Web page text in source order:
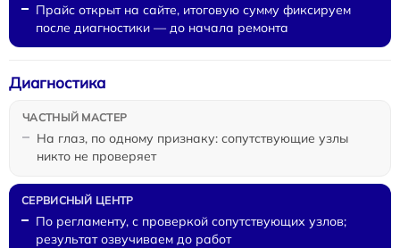
Прайс открыт на сайте, итоговую сумму фиксируем
после диагностики — до начала ремонта
На глаз, по одному признаку: сопутствующие узлы
никто не проверяет
Диагностика
По регламенту, с проверкой сопутствующих узлов;
результат озвучиваем до работ